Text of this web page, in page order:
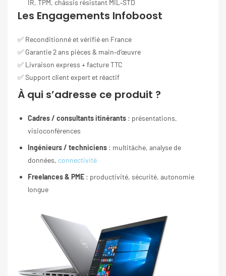
IR, TPM, châssis résistant MIL‑STD
Les Engagements Infoboost
✅ Reconditionné et vérifié en France
✅ Garantie 2 ans pièces & main‑d’œuvre
✅ Livraison express + facture TTC
✅ Support client expert et réactif
À qui s’adresse ce produit ?
Cadres / consultants itinérants : présentations,
visioconférences
Ingénieurs / techniciens : multitâche, analyse de
données, connectivité
Freelances & PME : productivité, sécurité, autonomie
longue